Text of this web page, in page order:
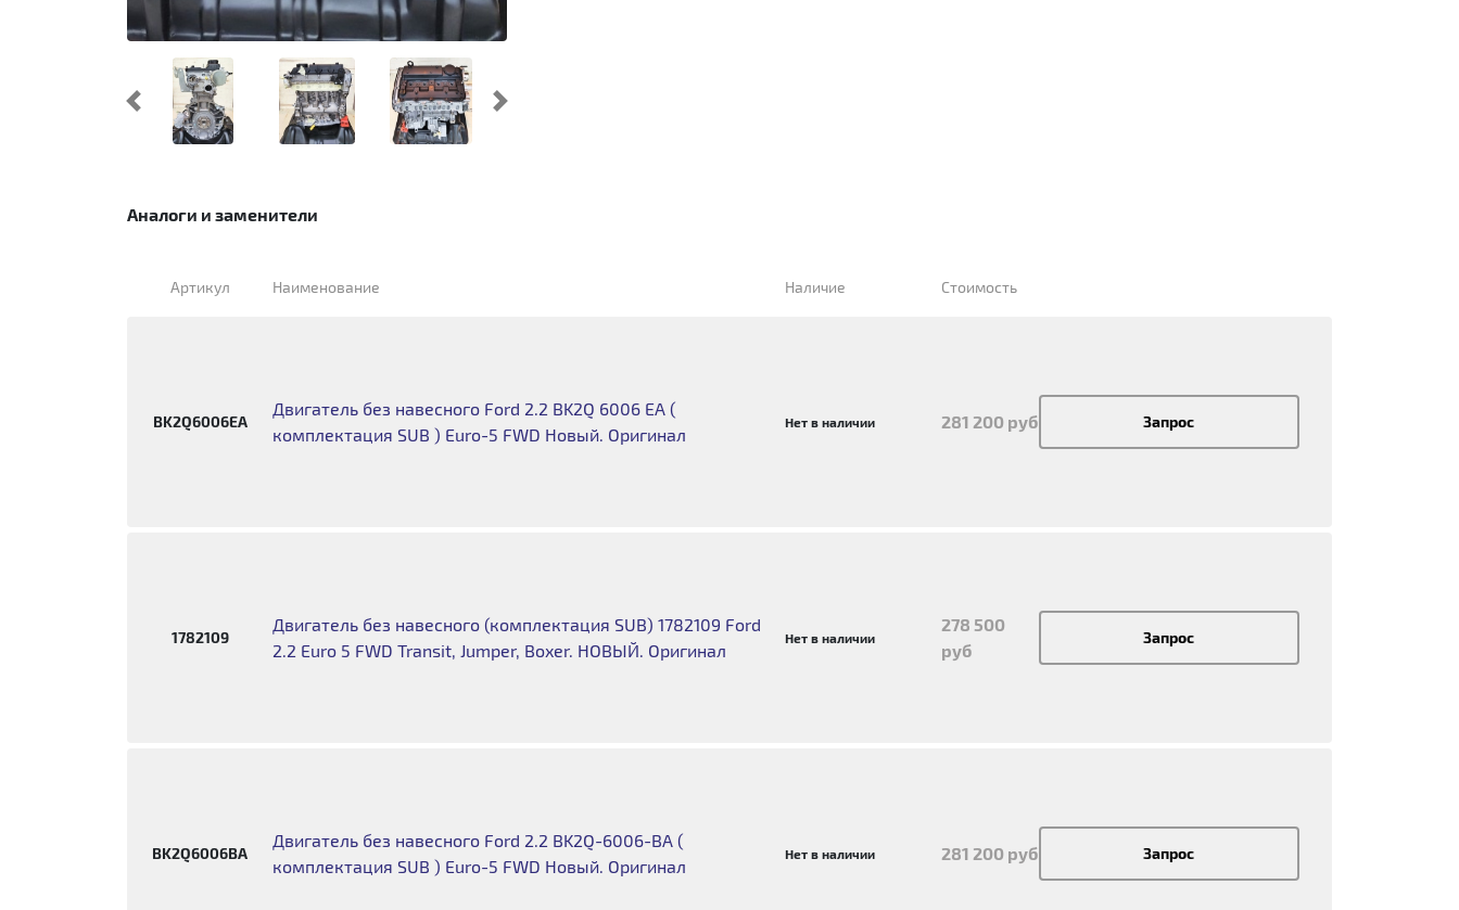
Предыдущий Cледующий
Аналоги и заменители
Артикул Наименование Наличие Стоимость
BK2Q6006EA
Двигатель без навесного Ford 2.2 BK2Q 6006 EA (
комплектация SUB ) Euro-5 FWD Новый. Оригинал
Нет в наличии 281 200 руб Запрос
1782109
Двигатель без навесного (комплектация SUB) 1782109 Ford
2.2 Euro 5 FWD Transit, Jumper, Boxer. НОВЫЙ. Оригинал
Нет в наличии
278 500
руб
Запрос
BK2Q6006BA
Двигатель без навесного Ford 2.2 BK2Q-6006-BA (
комплектация SUB ) Euro-5 FWD Новый. Оригинал
Нет в наличии 281 200 руб Запрос